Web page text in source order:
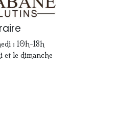
: 10h-18h
et le dimanche